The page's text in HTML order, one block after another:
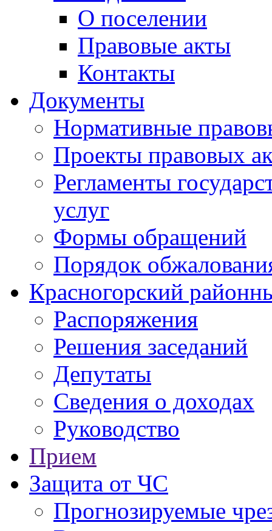
О поселении
Правовые акты
Контакты
Документы
Нормативные
Проекты правовых
Регламенты
услуг
Формы обращений
Порядок
Красногорский
Распоряжения
Решения заседаний
Депутаты
Сведения о доходах
Руководство
Прием
Защита от ЧС
Прогнозируемые